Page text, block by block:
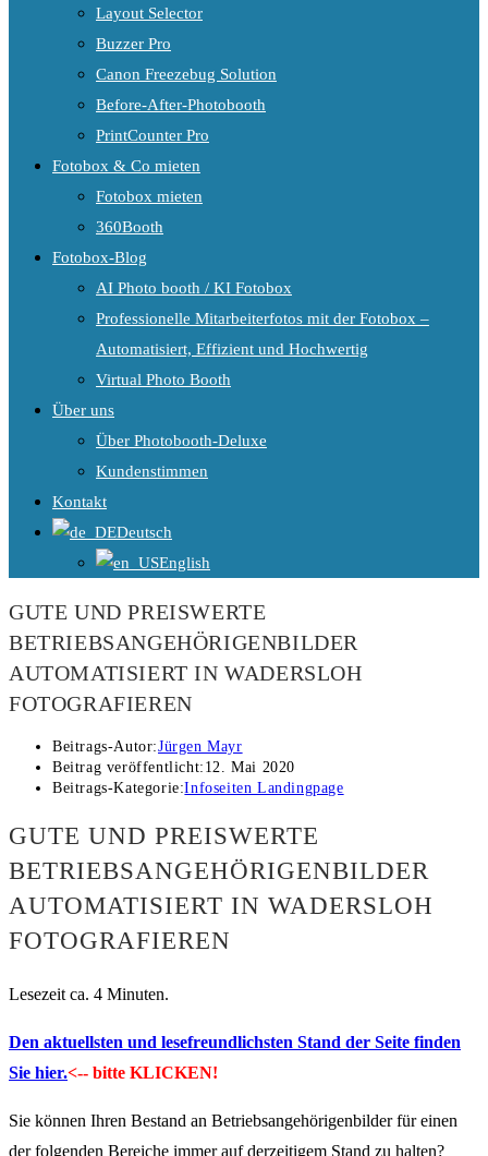
Layout Selector
Buzzer Pro
Canon Freezebug Solution
Before-After-Photobooth
PrintCounter Pro
Fotobox & Co mieten
Fotobox mieten
360Booth
Fotobox-Blog
AI Photo booth / KI Fotobox
Professionelle Mitarbeiterfotos mit der Fotobox –
Automatisiert, Effizient und Hochwertig
Virtual Photo Booth
Über uns
Über Photobooth-Deluxe
Kundenstimmen
Kontakt
Deutsch
English
GUTE UND PREISWERTE
BETRIEBSANGEHÖRIGENBILDER
AUTOMATISIERT IN WADERSLOH
FOTOGRAFIEREN
Beitrags-Autor:Jürgen Mayr
Beitrag veröffentlicht: 12. Mai 2020
Beitrags-Kategorie:Infoseiten Landingpage
GUTE UND PREISWERTE
BETRIEBSANGEHÖRIGENBILDER
AUTOMATISIERT IN WADERSLOH
FOTOGRAFIEREN
Lesezeit ca. 4 Minuten.
Den aktuellsten und lesefreundlichsten Stand der Seite finden
Sie hier.<-- bitte KLICKEN!
Sie können Ihren Bestand an Betriebsangehörigenbilder für einen
der folgenden Bereiche immer auf derzeitigem Stand zu halten?